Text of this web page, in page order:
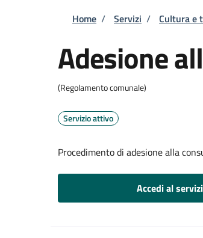
Briciole di
Home / Servizi / Cultura e
Adesione
(Regolamento comunale)
Servizio attivo
Procedimento di adesione alla
Accedi al